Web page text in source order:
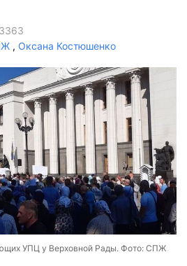
3363
, Оксана Костюшенко
УПЦ у Верховной Рады. Фото: СПЖ